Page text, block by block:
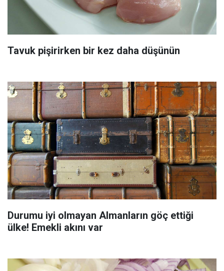
Tavuk pişirirken bir kez daha düşünün
Durumu iyi olmayan Almanların göç ettiği
ülke! Emekli akını var